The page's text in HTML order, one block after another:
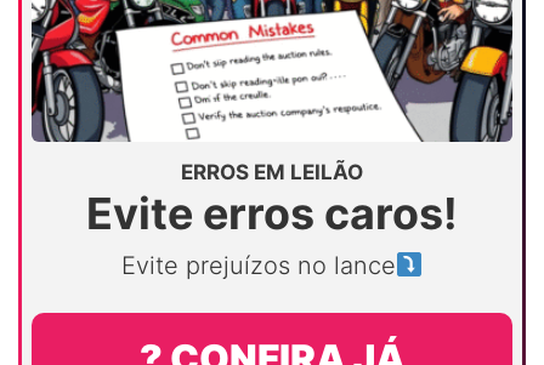
ERROS EM LEILÃO
Evite erros caros!
Evite prejuízos no lance